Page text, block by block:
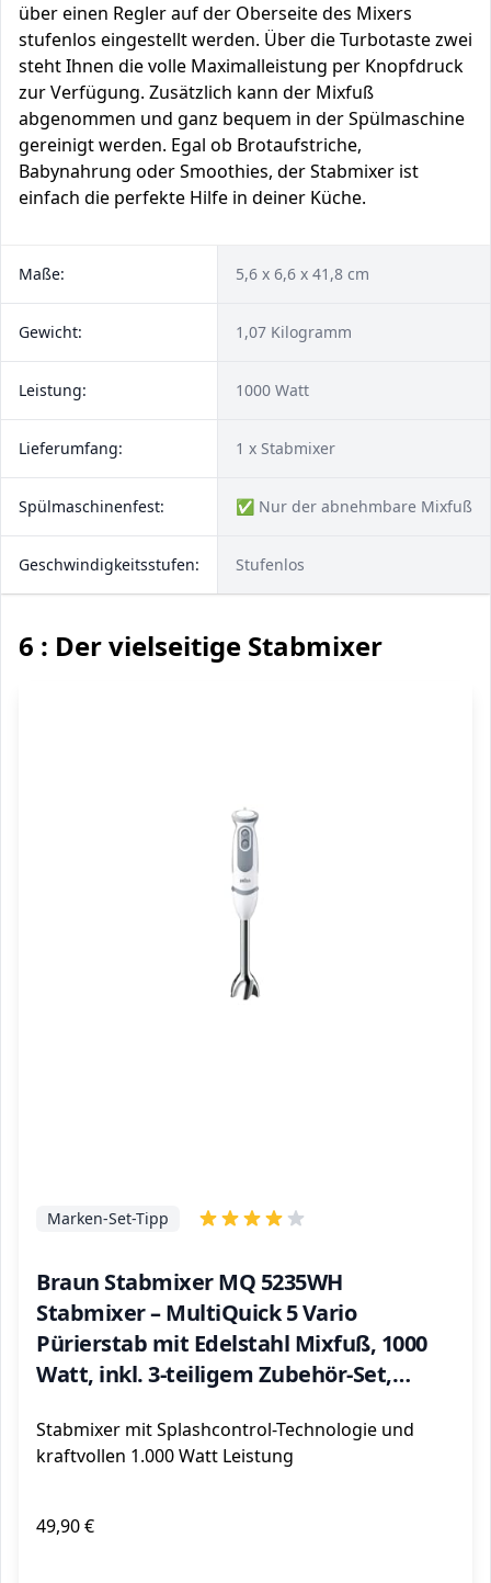
über einen Regler auf der Oberseite des Mixers
stufenlos eingestellt werden. Über die Turbotaste zwei
steht Ihnen die volle Maximalleistung per Knopfdruck
zur Verfügung. Zusätzlich kann der Mixfuß
abgenommen und ganz bequem in der Spülmaschine
gereinigt werden. Egal ob Brotaufstriche,
Babynahrung oder Smoothies, der Stabmixer ist
einfach die perfekte Hilfe in deiner Küche.
Maße: 5,6 x 6,6 x 41,8 cm
Gewicht: 1,07 Kilogramm
Leistung: 1000 Watt
Lieferumfang: 1 x Stabmixer
Spülmaschinenfest: ✅ Nur der abnehmbare Mixfuß
Geschwindigkeitsstufen: Stufenlos
6 : Der vielseitige Stabmixer
Braun Stabmixer MQ 5235WH
Stabmixer – MultiQuick 5 Vario
Pürierstab mit Edelstahl Mixfuß, 1000
Watt, inkl. 3-teiligem Zubehör-Set,
Marken-Set-Tipp
Stabmixer mit Splashcontrol-Technologie und
kraftvollen 1.000 Watt Leistung
49,90 €